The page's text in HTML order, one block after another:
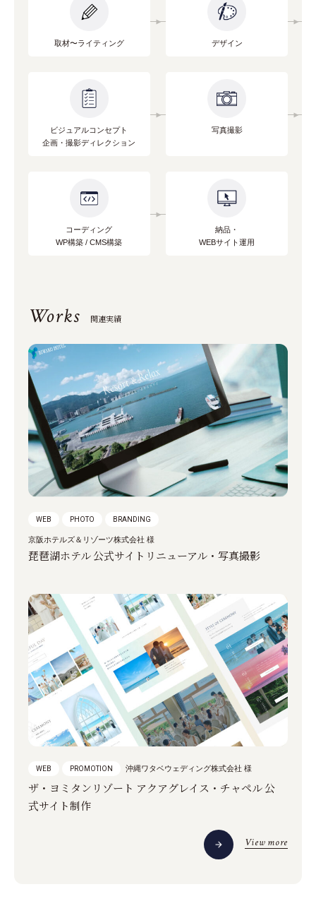
取材〜ライティング デザイン
ビジュアルコンセプト
企画・撮影ディレクション
写真撮影
コーディング
WP構築 / CMS構築
納品・
WEBサイト運用
Works 関連実績
WEB PHOTO BRANDING
京阪ホテルズ＆リゾーツ株式会社 様
琵琶湖ホテル 公式サイトリニューアル・写真撮影
WEB PROMOTION 沖縄ワタベウェディング株式会社 様
ザ・ヨミタンリゾート アクアグレイス・チャペル 公
式サイト制作
View more